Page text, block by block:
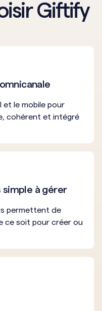
Giftify
et le mobile pour
cohérent et intégré
simple à gérer
permettent de
ce soit pour créer ou